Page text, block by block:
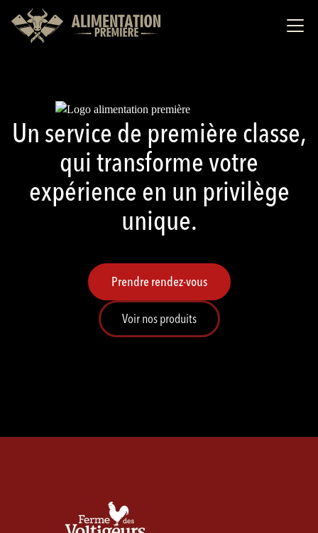
Un service de première classe,
qui transforme votre
expérience en un privilège
unique.
Prendre rendez-vous
Voir nos produits